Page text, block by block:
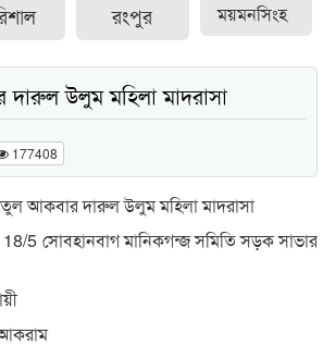
রংপুর ময়মনসিংহ
উলুম মহিলা মাদরাসা
177408
আকবার দারুল উলুম মহিলা মাদরাসা
5 সোবহানবাগ মানিকগন্জ সমিতি সড়ক সাভার